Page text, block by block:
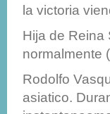
la victoria
Hija de Reina
normalmente
Rodolfo
asiatico.